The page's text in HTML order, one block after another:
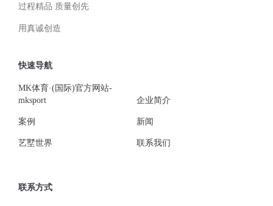
过程精品 质量创先
用真诚创造
快速导航
MK体育·(国际)官方网站-
mksport
企业简介
案例 新闻
艺墅世界 联系我们
联系方式